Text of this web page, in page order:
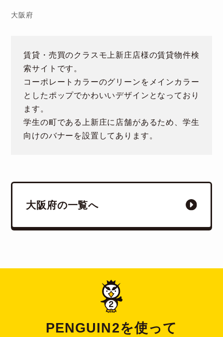
大阪府
賃貸・売買のクラスモ上新庄店様の賃貸物件検
索サイトです。
コーポレートカラーのグリーンをメインカラー
としたポップでかわいいデザインとなっており
ます。
学生の町である上新庄に店舗があるため、学生
向けのバナーを設置してあります。
大阪府の一覧へ
PENGUIN2を使って